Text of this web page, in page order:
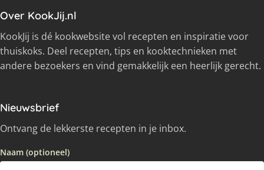
Over KookJij.nl
KookJij is dé kookwebsite vol recepten en inspiratie voor
thuiskoks. Deel recepten, tips en kooktechnieken met
andere bezoekers en vind gemakkelijk een heerlijk gerecht.
Nieuwsbrief
Ontvang de lekkerste recepten in je inbox.
Naam (optioneel)